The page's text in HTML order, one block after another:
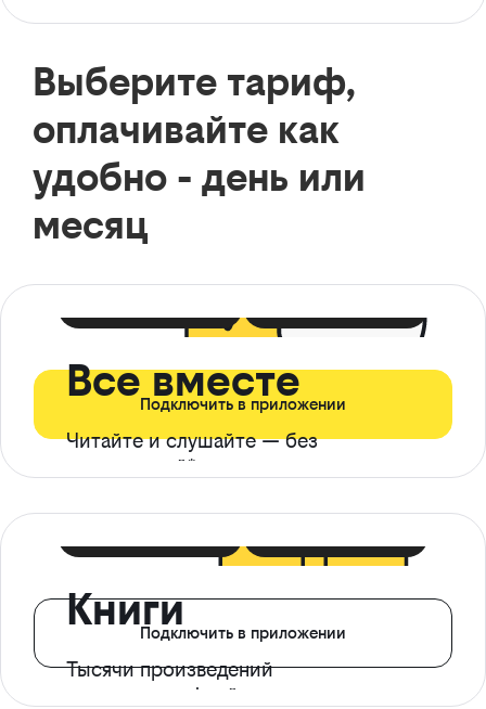
Выберите тариф,
оплачивайте как
удобно - день или
месяц
Все вместе
Читайте и слушайте — без
ограничений*
Подключить в приложении
Книги
Тысячи произведений
с доступом офлайн
Подключить в приложении